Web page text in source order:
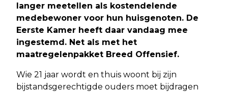
langer meetellen als kostendelende
medebewoner voor hun huisgenoten. De
Eerste Kamer heeft daar vandaag mee
ingestemd. Net als met het
maatregelenpakket Breed Offensief.
Wie 21 jaar wordt en thuis woont bij zijn
bijstandsgerechtigde ouders moet bijdragen